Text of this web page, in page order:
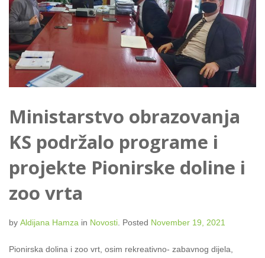
Ministarstvo obrazovanja
KS podržalo programe i
projekte Pionirske doline i
zoo vrta
by Aldijana Hamza in Novosti Posted November 19, 2021
Pionirska dolina i zoo vrt, osim rekreativno- zabavnog dijela,